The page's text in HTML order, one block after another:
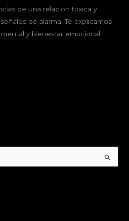
de una relacion toxica y
de alarma. Te explicamos
y bienestar emocional